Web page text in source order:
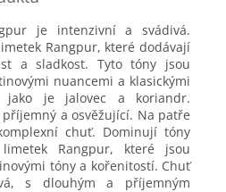
je intenzivní a svádivá.
Rangpur, které dodávají
a sladkost. Tyto tóny jsou
nuancemi a klasickými
jako je jalovec a koriandr.
a osvěžující. Na patře
chuť. Dominují tóny
Rangpur, které jsou
tóny a kořenitostí. Chuť
s dlouhým a příjemným